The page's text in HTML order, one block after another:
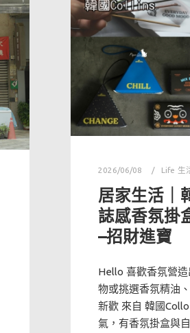
2026/06/08 Life 生
居家生活｜
誌感香氛掛
–招財進寶
Hello 喜歡香氛營
物或挑選香氛精油
新歡 來自 韓國
氣，有香氛掛盒與